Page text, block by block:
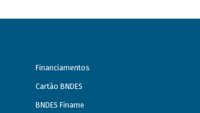
Financiamentos
Cartão BNDES
BNDES Finame